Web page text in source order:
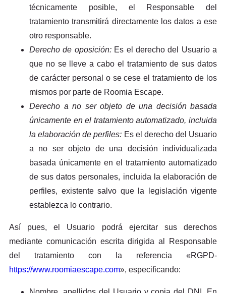
técnicamente posible, el Responsable del
tratamiento transmitirá directamente los datos a ese
otro responsable.
Derecho de oposición:Es el derecho del Usuario a
que no se lleve a cabo el tratamiento de sus datos
de carácter personal o se cese el tratamiento de los
mismos por parte de Roomia Escape.
Derecho a no ser objeto de una decisión basada
únicamente en el tratamiento automatizado, incluida
la elaboración de perfiles: Es el derecho del Usuario
a no ser objeto de una decisión individualizada
basada únicamente en el tratamiento automatizado
de sus datos personales, incluida la elaboración de
perfiles, existente salvo que la legislación vigente
establezca lo contrario.
Así pues, el Usuario podrá ejercitar sus derechos
mediante comunicación escrita dirigida al Responsable
del tratamiento con la referencia «RGPD-
https://www.roomiaescape.com», especificando: